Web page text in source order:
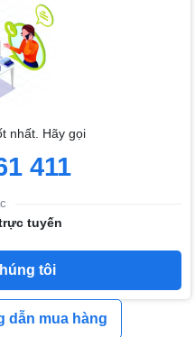
nhất. Hãy gọi
411
tuyến
tôi
dẫn mua hàng